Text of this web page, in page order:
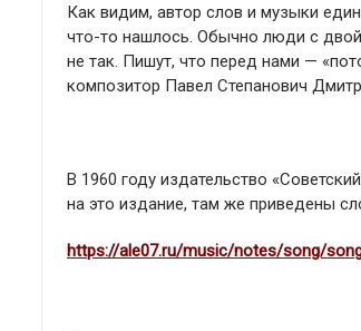
Как видим, автор слов и музыки
что-то нашлось. Обычно люди с
не так. Пишут, что перед нами —
композитор Павел Степанович
В 1960 году издательство
на это издание, там же приведены
https://ale07.ru/music/notes/song/